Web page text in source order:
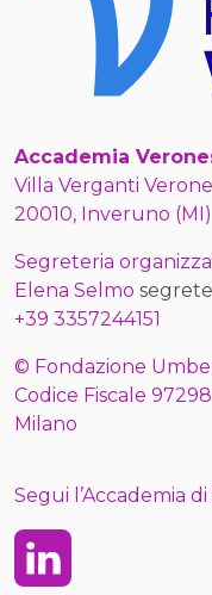
Accademia
Villa Verganti
20010, Inveruno (MI)
Segreteria
Elena Selmo
+39 3357244151
© Fondazione
Codice Fiscale
Milano
Segui l’Accademia
Linkedin